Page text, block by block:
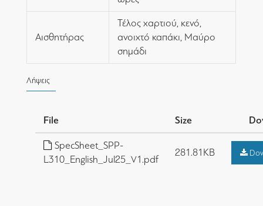
Αισθητήρας
Τέλος χαρτιού, κενό,
ανοιχτό καπάκι, Μαύρο
σημάδι
Λήψεις
File Size
SpecSheet_SPP-
L310_English_Jul25_V1.pdf
281.81KB